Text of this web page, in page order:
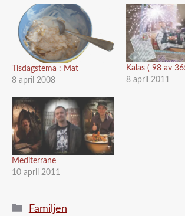
Tisdagstema : Mat
8 april 2008
Kalas ( 98 av
8 april 2011
Mediterrane
10 april 2011
Kategorier
Familjen